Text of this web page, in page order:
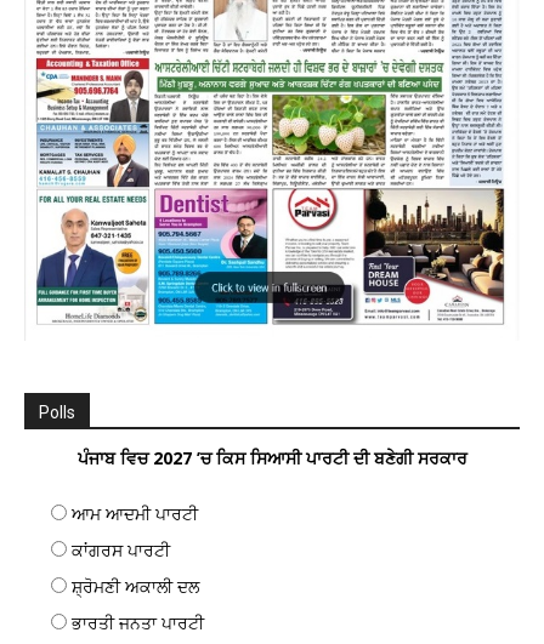
Polls
ਪੰਜਾਬ ਵਿਚ 2027 ’ਚ ਕਿਸ ਸਿਆਸੀ ਪਾਰਟੀ ਦੀ ਬਣੇਗੀ ਸਰਕਾਰ
ਆਮ ਆਦਮੀ ਪਾਰਟੀ
ਕਾਂਗਰਸ ਪਾਰਟੀ
ਸ਼੍ਰੋਮਣੀ ਅਕਾਲੀ ਦਲ
ਭਾਰਤੀ ਜਨਤਾ ਪਾਰਟੀ